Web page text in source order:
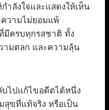
ำลังใจและแสดงให้เห็น
วามไม่ยอมแพ้
มีครบทุกรสชาติ ทั้ง
ามตลก และความลุ้น
บไปแก้ไขอดีตได้หนึ่ง
สุขที่แท้จริง หรือเป็น